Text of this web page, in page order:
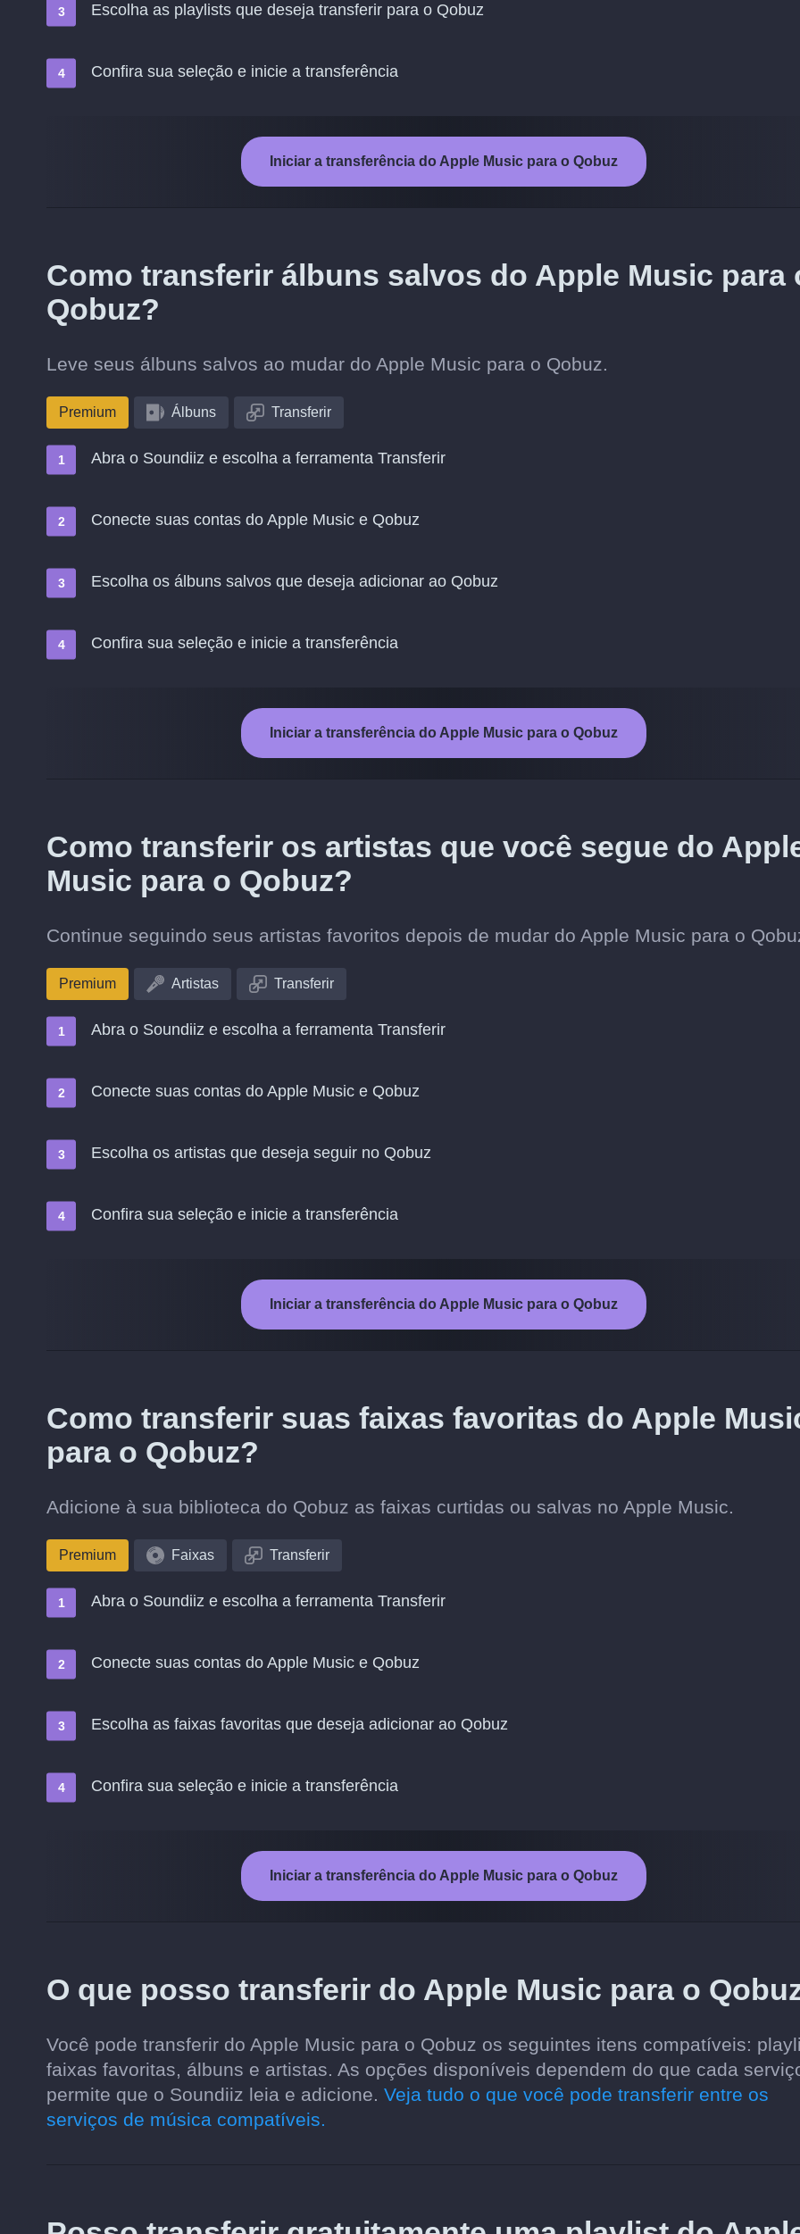
Escolha as playlists que deseja transferir para o Qobuz
Confira sua seleção e inicie a transferência
Iniciar a transferência do Apple Music para o Qobuz
Como transferir álbuns salvos do Apple Music para
Qobuz?
Leve seus álbuns salvos ao mudar do Apple Music para o Qobuz.
Premium Álbuns Transferir
Abra o Soundiiz e escolha a ferramenta Transferir
Conecte suas contas do Apple Music e Qobuz
Escolha os álbuns salvos que deseja adicionar ao Qobuz
Confira sua seleção e inicie a transferência
Iniciar a transferência do Apple Music para o Qobuz
Como transferir os artistas que você segue do
Music para o Qobuz?
Continue seguindo seus artistas favoritos depois de mudar do Apple Music para o
Premium Artistas Transferir
Abra o Soundiiz e escolha a ferramenta Transferir
Conecte suas contas do Apple Music e Qobuz
Escolha os artistas que deseja seguir no Qobuz
Confira sua seleção e inicie a transferência
Iniciar a transferência do Apple Music para o Qobuz
Como transferir suas faixas favoritas do Apple
para o Qobuz?
Adicione à sua biblioteca do Qobuz as faixas curtidas ou salvas no Apple Music.
Premium Faixas Transferir
Abra o Soundiiz e escolha a ferramenta Transferir
Conecte suas contas do Apple Music e Qobuz
Escolha as faixas favoritas que deseja adicionar ao Qobuz
Confira sua seleção e inicie a transferência
Iniciar a transferência do Apple Music para o Qobuz
O que posso transferir do Apple Music para o
Você pode transferir do Apple Music para o Qobuz os seguintes itens compatíveis:
faixas favoritas, álbuns e artistas. As opções disponíveis dependem do que cada
permite que o Soundiiz leia e adicione. Veja tudo o que você pode transferir entre os
serviços de música compatíveis.